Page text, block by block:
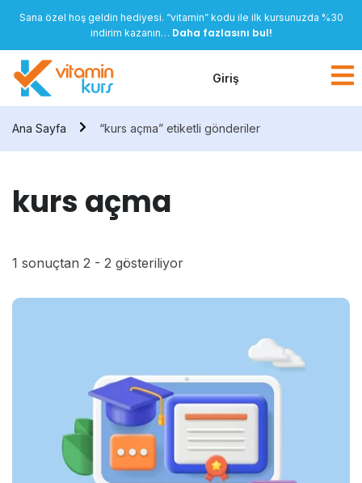
Sana özel hoş geldin hediyesi. “vitamin” kodu ile ilk kursunuzda %30
indirim kazanın… Daha fazlasını bul!
Giriş
Ana Sayfa “kurs açma” etiketli gönderiler
kurs açma
1 sonuçtan 2 - 2 gösteriliyor